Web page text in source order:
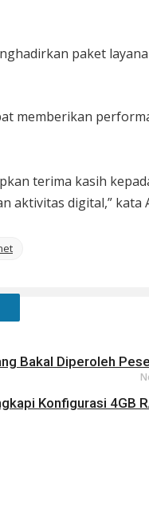
paket
memberikan
terima kasih
aktivitas digital,” kata
Bakal Diperoleh
Konfigurasi 4GB